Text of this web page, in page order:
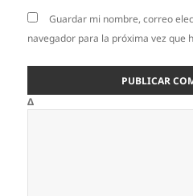
Guardar mi nombre, correo
navegador para la próxima vez que
Δ